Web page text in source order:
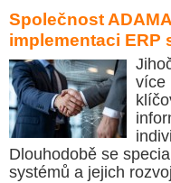
Společnost
implementaci ERP
více
Dlouhodobě se
systémů a jejich